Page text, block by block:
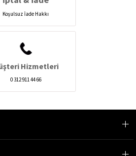
Koşulsuz İade Hakkı
Hizmetleri
0 312 911 44 66